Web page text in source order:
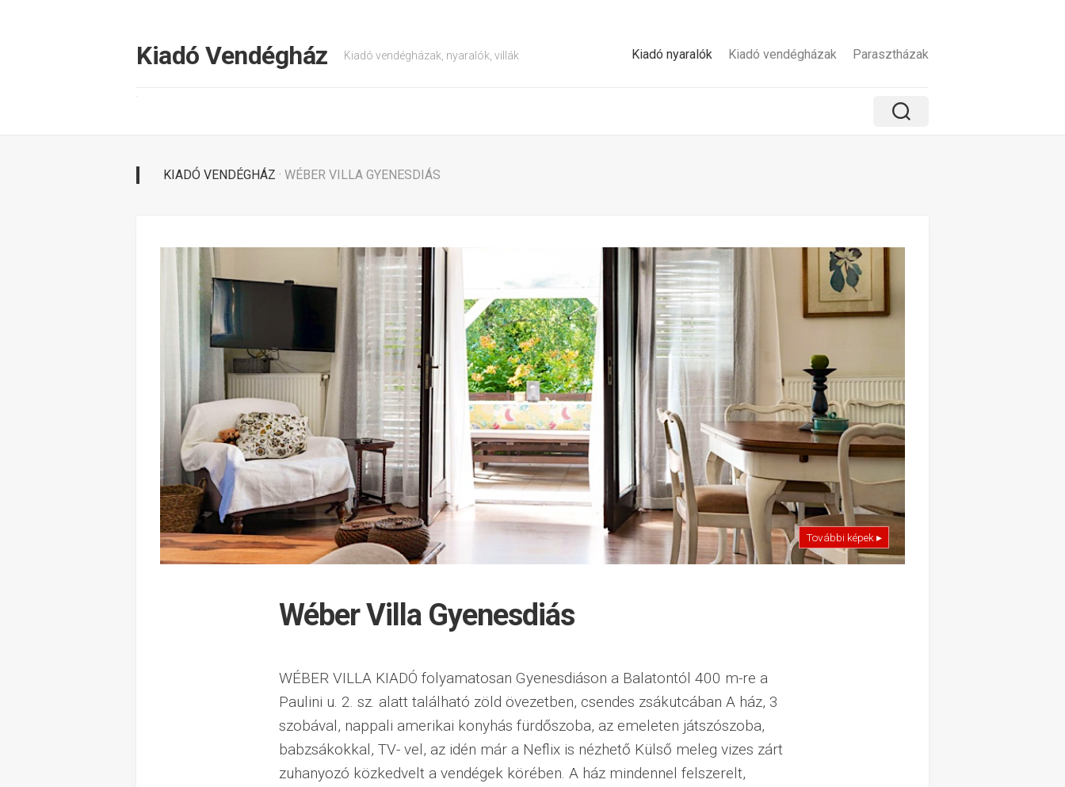
Kiadó Vendégház Kiadó vendégházak, nyaralók, villák Kiadó nyaralók Kiadó vendégházak Parasztházak
KIADÓ VENDÉGHÁZ · WÉBER VILLA GYENESDIÁS
További képek ▸
Wéber Villa Gyenesdiás
WÉBER VILLA KIADÓ folyamatosan Gyenesdiáson a Balatontól 400 m-re a
Paulini u. 2. sz. alatt található zöld övezetben, csendes zsákutcában A ház, 3
szobával, nappali amerikai konyhás fürdőszoba, az emeleten játszószoba,
babzsákokkal, TV- vel, az idén már a Neflix is nézhető Külső meleg vizes zárt
zuhanyozó közkedvelt a vendégek körében. A ház mindennel felszerelt,